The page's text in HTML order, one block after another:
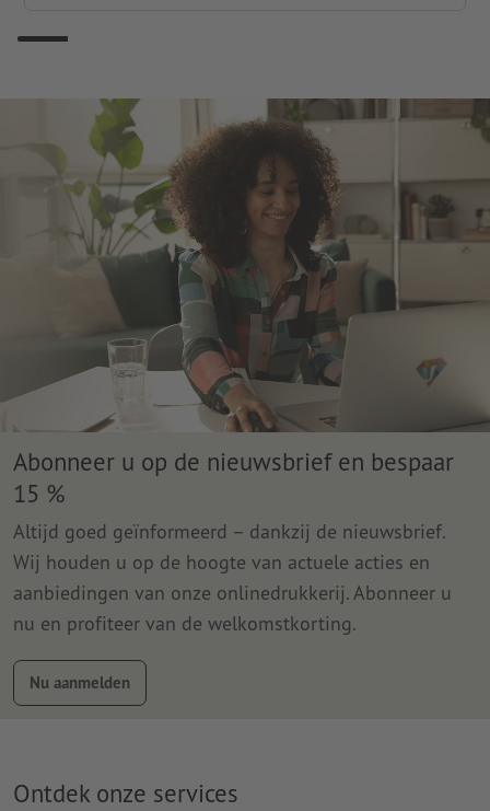
Abonneer u op de nieuwsbrief en bespaar
15 %
Altijd goed geïnformeerd – dankzij de nieuwsbrief.
Wij houden u op de hoogte van actuele acties en
aanbiedingen van onze onlinedrukkerij. Abonneer u
nu en profiteer van de welkomstkorting.
Nu aanmelden
Ontdek onze services